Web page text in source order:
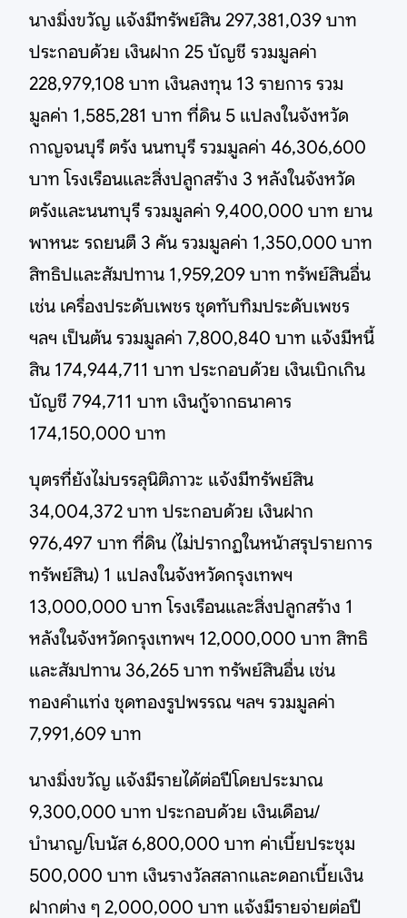
นางมิ่งขวัญ แจ้งมีทรัพย์สิน 297,381,039 บาท
ประกอบด้วย เงินฝาก 25 บัญชี รวมมูลค่า
228,979,108 บาท เงินลงทุน 13 รายการ รวม
มูลค่า 1,585,281 บาท ที่ดิน 5 แปลงในจังหวัด
กาญจนบุรี ตรัง นนทบุรี รวมมูลค่า 46,306,600
บาท โรงเรือนและสิ่งปลูกสร้าง 3 หลังในจังหวัด
ตรังและนนทบุรี รวมมูลค่า 9,400,000 บาท ยาน
พาหนะ รถยนตื 3 คัน รวมมูลค่า 1,350,000 บาท
สิทธิปและสัมปทาน 1,959,209 บาท ทรัพย์สินอื่น
เช่น เครื่องประดับเพชร ชุดทับทิมประดับเพชร
ฯลฯ เป็นต้น รวมมูลค่า 7,800,840 บาท แจ้งมีหนี้
สิน 174,944,711 บาท ประกอบด้วย เงินเบิกเกิน
บัญชี 794,711 บาท เงินกู้จากธนาคาร
174,150,000 บาท
บุตรที่ยังไม่บรรลุนิติภาวะ แจ้งมีทรัพย์สิน
34,004,372 บาท ประกอบด้วย เงินฝาก
976,497 บาท ที่ดิน (ไม่ปรากฏในหน้าสรุปรายการ
ทรัพย์สิน) 1 แปลงในจังหวัดกรุงเทพฯ
13,000,000 บาท โรงเรือนและสิ่งปลูกสร้าง 1
หลังในจังหวัดกรุงเทพฯ 12,000,000 บาท สิทธิ
และสัมปทาน 36,265 บาท ทรัพย์สินอื่น เช่น
ทองคำแท่ง ชุดทองรูปพรรณ ฯลฯ รวมมูลค่า
7,991,609 บาท
นางมิ่งขวัญ แจ้งมีรายได้ต่อปีโดยประมาณ
9,300,000 บาท ประกอบด้วย เงินเดือน/
บำนาญ/โบนัส 6,800,000 บาท ค่าเบี้ยประชุม
500,000 บาท เงินรางวัลสลากและดอกเบี้ยเงิน
ฝากต่าง ๆ 2,000,000 บาท แจ้งมีรายจ่ายต่อปี